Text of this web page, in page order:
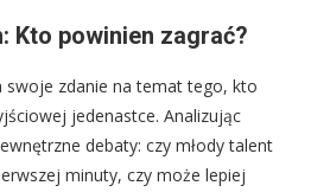
Kto powinien zagrać?
swoje zdanie na temat tego, kto
jedenastce. Analizując
debaty: czy młody talent
minuty, czy może lepiej